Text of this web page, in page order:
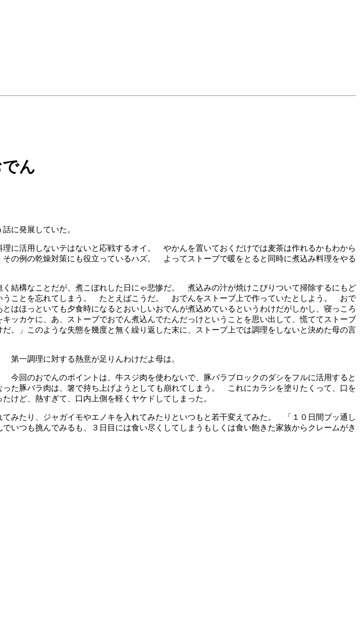
ん
に発展していた。
に活用しないテはないと応戦するオイ。 やかんを置いておくだけでは麦茶は作れるかもわから
の例の乾燥対策にも役立っているハズ。 よってストーブで暖をとると同時に煮込み料理をやる
結構なことだが、煮こぼれした日にゃ悲惨だ。 煮込みの汁が焼けこびりついて掃除するにもど
ことを忘れてしまう。 たとえばこうだ。 おでんをストーブ上で作っていたとしよう。 おで
ほっといても夕食時になるとおいしいおでんが煮込めているというわけだがしかし、寝っころ
カケに、あ、ストーブでおでん煮込んでたんだっけということを思い出して、慌ててストーブ
」このような失態を幾度と無く繰り返した末に、ストーブ上では調理をしないと決めた母の言
一調理に対する熱意が足りんわけだよ母は。
回のおでんのポイントは、牛スジ肉を使わないで、豚バラブロックのダシをフルに活用すると
豚バラ肉は、箸で持ち上げようとしても崩れてしまう。 これにカラシを塗りたくって、口を
ど、熱すぎて、口内上側を軽くヤケドしてしまった。
みたり、ジャガイモやエノキを入れてみたりといつもと若干変えてみた。 「１０日間ブッ通し
いつも挑んでみるも、３日目には食い尽くしてしまうもしくは食い飽きた家族からクレームがき